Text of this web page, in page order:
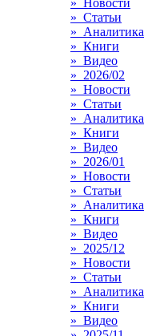
» Новости
» Статьи
» Аналитика
» Книги
» Видео
» 2026/02
» Новости
» Статьи
» Аналитика
» Книги
» Видео
» 2026/01
» Новости
» Статьи
» Аналитика
» Книги
» Видео
» 2025/12
» Новости
» Статьи
» Аналитика
» Книги
» Видео